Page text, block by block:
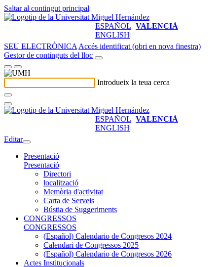
Saltar al contingut principal
ESPAÑOL VALENCIÀ
ENGLISH
SEU ELECTRÒNICA Accés identificat (obri en nova finestra)
Gestor de continguts del lloc
Introdueix la teua cerca
ESPAÑOL VALENCIÀ
ENGLISH
Editar
Presentació
Presentació
Directori
localització
Memòria d'activitat
Carta de Serveis
Bústia de Suggeriments
CONGRESSOS
CONGRESSOS
(Español) Calendario de Congresos 2024
Calendari de Congressos 2025
(Español) Calendario de Congresos 2026
Actes Institucionals